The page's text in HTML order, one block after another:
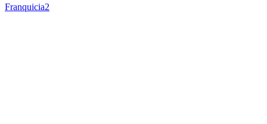
Franquicia2